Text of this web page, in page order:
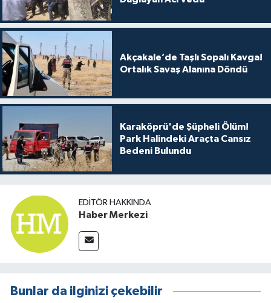
Akçakale’de Taşlı Sopalı Kavga!
Ortalık Savaş Alanına Döndü
Karaköprü'de Şüpheli Ölüm!
Park Halindeki Araçta Cansız
Bedeni Bulundu
EDITÖR HAKKINDA
Haber Merkezi
Bunlar da ilginizi çekebilir